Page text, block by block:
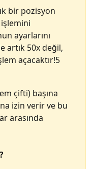
bir pozisyon
ayarlarını
artık 50x değil,
açacaktır!5
çifti) başına
izin verir ve bu
arasında